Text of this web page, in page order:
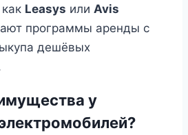
Leasys или Avis
программы аренды с
дешёвых
у